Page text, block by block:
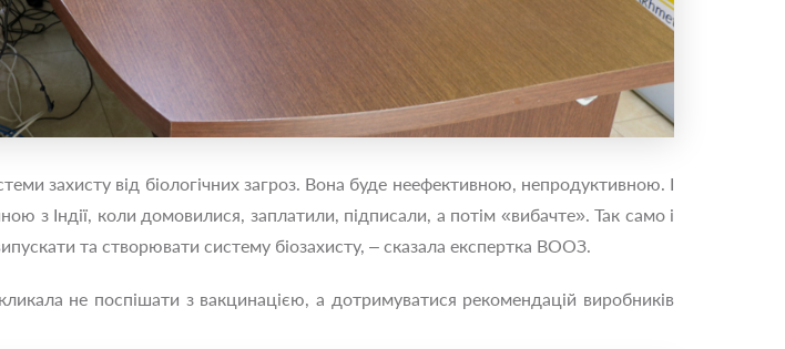
захисту від біологічних загроз. Вона буде неефективною, непродуктивною. І
з Індії, коли домовилися, заплатили, підписали, а потім «вибачте». Так само і
та створювати систему біозахисту, – сказала експертка ВООЗ.
не поспішати з вакцинацією, а дотримуватися рекомендацій виробників